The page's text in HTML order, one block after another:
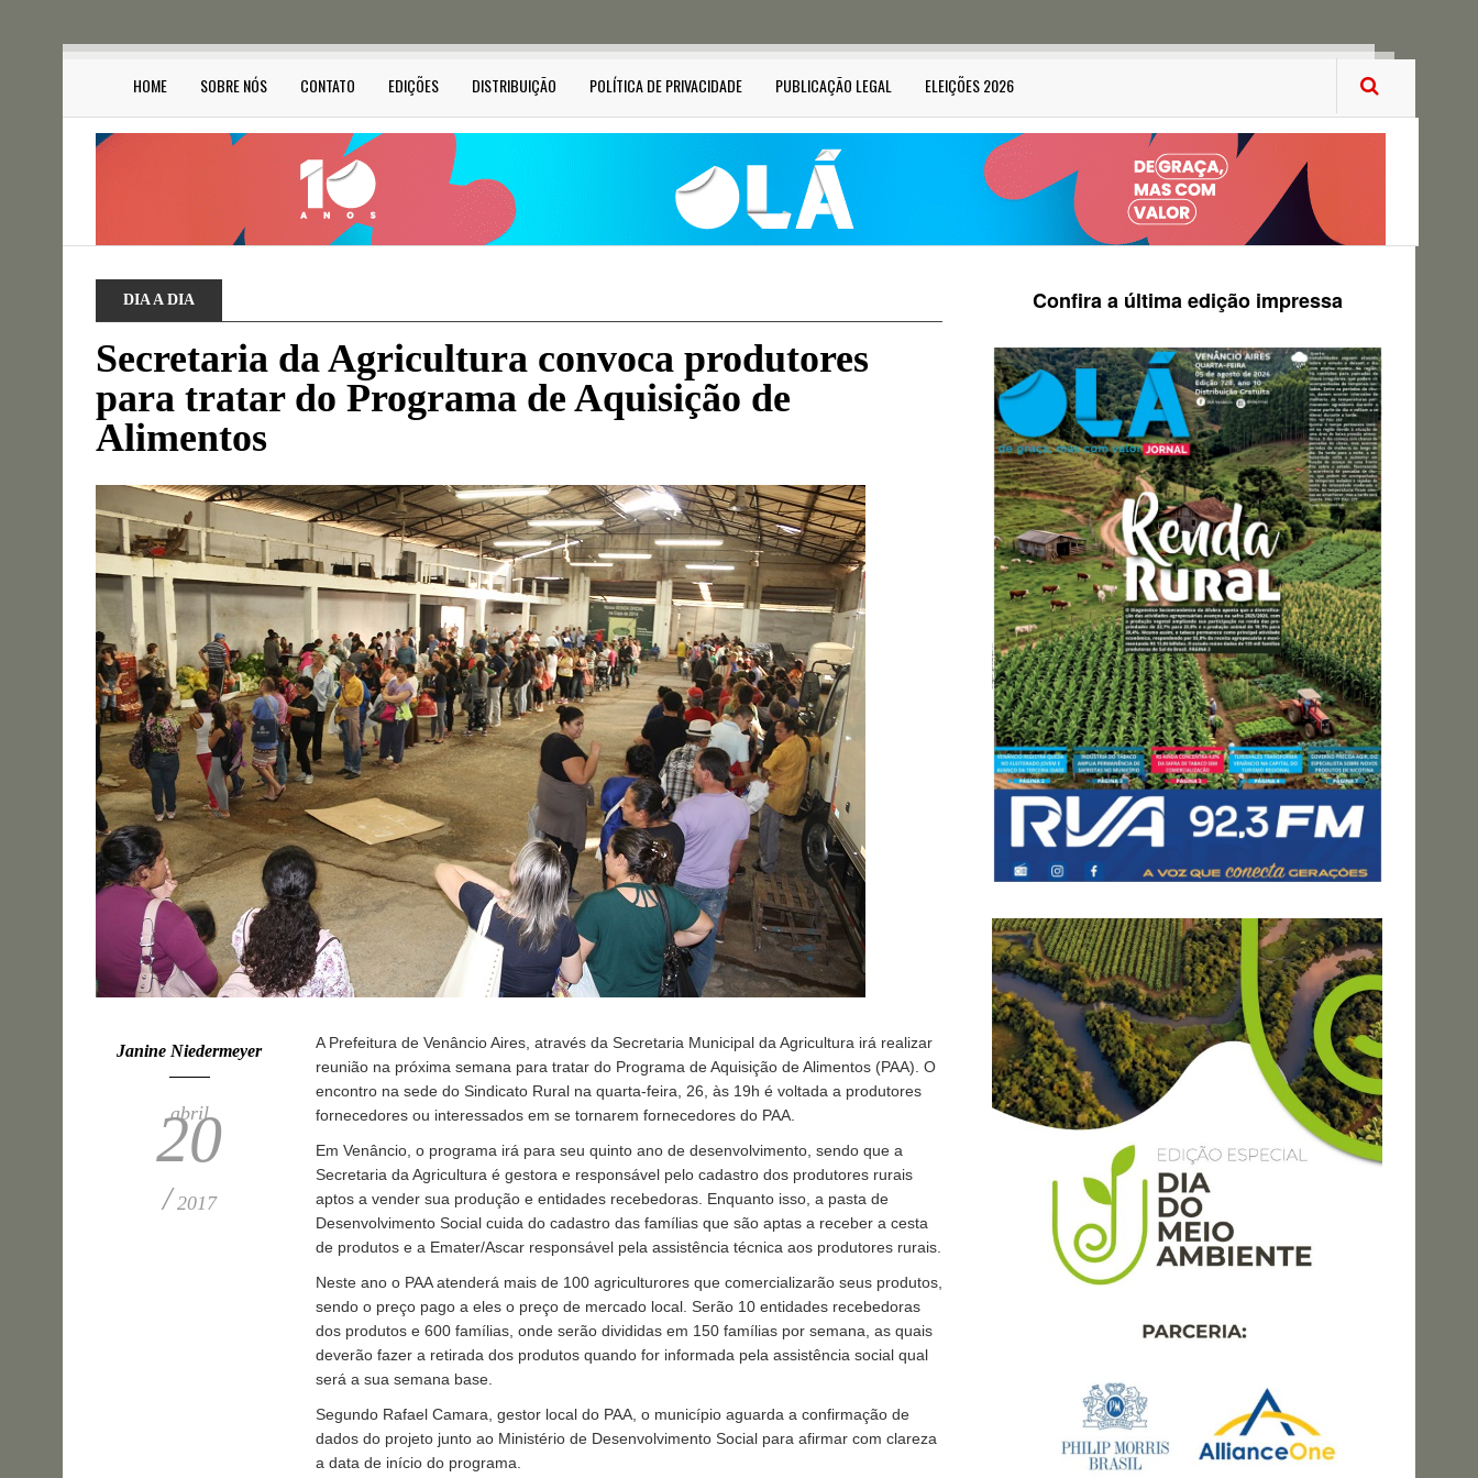
HOME SOBRE NÓS CONTATO EDIÇÕES DISTRIBUIÇÃO POLÍTICA DE PRIVACIDADE PUBLICAÇÃO LEGAL ELEIÇÕES 2026
DIA A DIA
Secretaria da Agricultura convoca produtores
para tratar do Programa de Aquisição de
Alimentos
Janine Niedermeyer
abril
20
/ 2017
A Prefeitura de Venâncio Aires, através da Secretaria Municipal da Agricultura irá realizar
reunião na próxima semana para tratar do Programa de Aquisição de Alimentos (PAA). O
encontro na sede do Sindicato Rural na quarta-feira, 26, às 19h é voltada a produtores
fornecedores ou interessados em se tornarem fornecedores do PAA.
Em Venâncio, o programa irá para seu quinto ano de desenvolvimento, sendo que a
Secretaria da Agricultura é gestora e responsável pelo cadastro dos produtores rurais
aptos a vender sua produção e entidades recebedoras. Enquanto isso, a pasta de
Desenvolvimento Social cuida do cadastro das famílias que são aptas a receber a cesta
de produtos e a Emater/Ascar responsável pela assistência técnica aos produtores rurais.
Neste ano o PAA atenderá mais de 100 agriculturores que comercializarão seus produtos,
sendo o preço pago a eles o preço de mercado local. Serão 10 entidades recebedoras
dos produtos e 600 famílias, onde serão divididas em 150 famílias por semana, as quais
deverão fazer a retirada dos produtos quando for informada pela assistência social qual
será a sua semana base.
Segundo Rafael Camara, gestor local do PAA, o município aguarda a confirmação de
dados do projeto junto ao Ministério de Desenvolvimento Social para afirmar com clareza
a data de início do programa.
Confira a última edição impressa